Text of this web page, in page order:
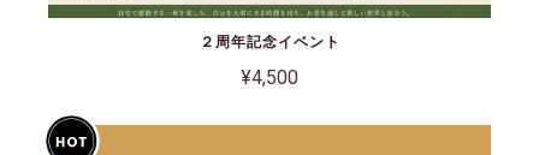
２周年記念イベント
¥4,500